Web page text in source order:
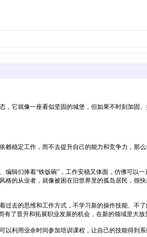
它就像一座看似坚固的城堡，但如果不时刻加固
稳定工作，而不去提升自己的能力和竞争力，那么
辑们捧着“铁饭碗”，工作安稳又体面，仿佛可以
的从业者，就像被困在旧世界里的孤岛居民，很
去的思维和工作方式，不学习新的操作技能、不
了晋升和拓展职业发展的机会，在新的领域里大放
利用业余时间参加培训课程，让自己的技能得到